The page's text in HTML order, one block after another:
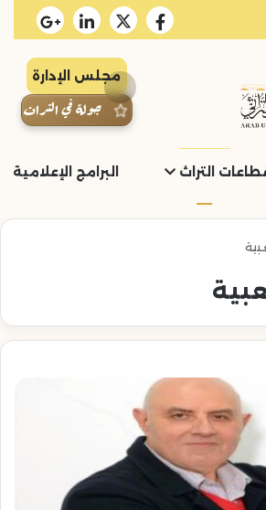
مجلس الإدارة
جولة في التراث
التراث البرامج الإعلامية